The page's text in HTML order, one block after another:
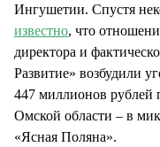
Ингушетии. Спустя
известно, что
директора и
Развитие» возбудили
447 миллионов рублей
Омской области – в
«Ясная Поляна».